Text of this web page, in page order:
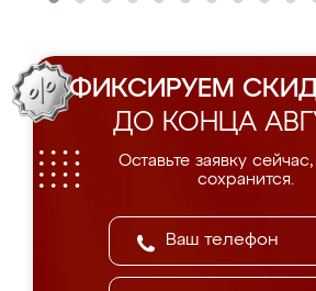
ФИКСИРУЕМ
ДО КОНЦА
Оставьте заявку
сохранится.